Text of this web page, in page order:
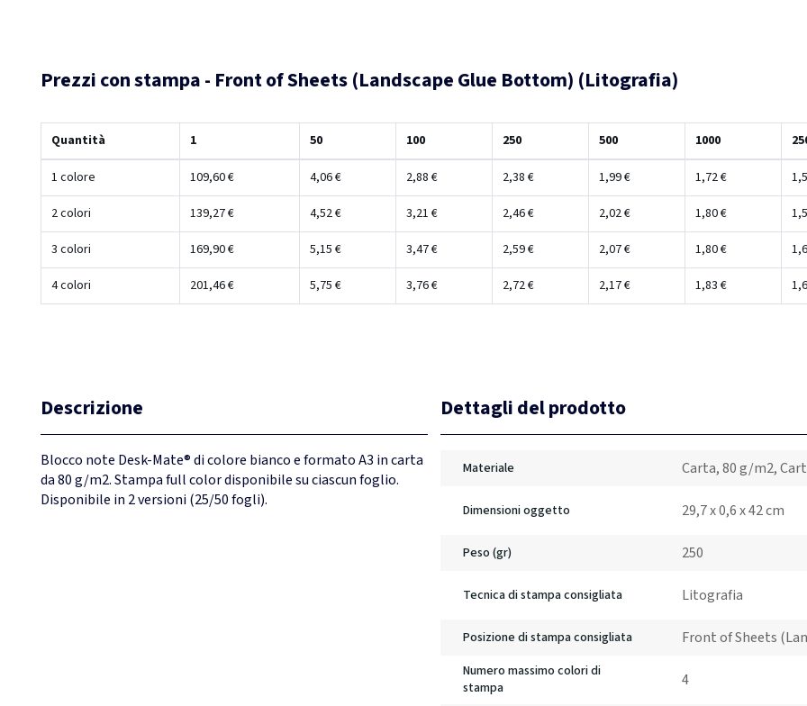
Prezzi con stampa - Front of Sheets (Landscape Glue Bottom) (Litografia)
Quantità 1 50 100 250 500 1000
1 colore 109,60 € 4,06 € 2,88 € 2,38 € 1,99 € 1,72 €
2 colori
139,27 € 4,52 € 3,21 € 2,46 € 2,02 € 1,80 €
3 colori
169,90 € 5,15 € 3,47 € 2,59 € 2,07 € 1,80 €
4 colori
201,46 € 5,75 € 3,76 € 2,72 € 2,17 € 1,83 €
Descrizione
Blocco note Desk-Mate® di colore bianco e formato A3 in carta
da 80 g/m2. Stampa full color disponibile su ciascun foglio.
Disponibile in 2 versioni (25/50 fogli).
Dettagli del prodotto
Materiale Carta, 80 g/m2,
Dimensioni oggetto 29,7 x 0,6 x 42 cm
Peso (gr) 250
Tecnica di stampa consigliata Litografia
Posizione di stampa consigliata Front of Sheets
Numero massimo colori di
stampa
4